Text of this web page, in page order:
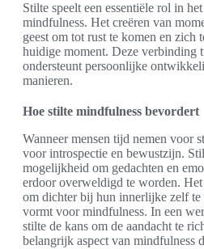
Stilte speelt een essentiële rol in
mindfulness. Het creëren van
geest om tot rust te komen en zich
huidige moment. Deze verbinding
ondersteunt persoonlijke
manieren.
Hoe stilte mindfulness bevordert
Wanneer mensen tijd nemen voor
voor introspectie en bewustzijn.
mogelijkheid om gedachten en
erdoor overweldigd te worden.
om dichter bij hun innerlijke zelf te
vormt voor mindfulness. In een
stilte de kans om de aandacht te
belangrijk aspect van mindfulness